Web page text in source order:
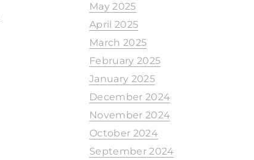
May 2025
April 2025
March 2025
February 2025
January 2025
December 2024
November 2024
October 2024
September 2024